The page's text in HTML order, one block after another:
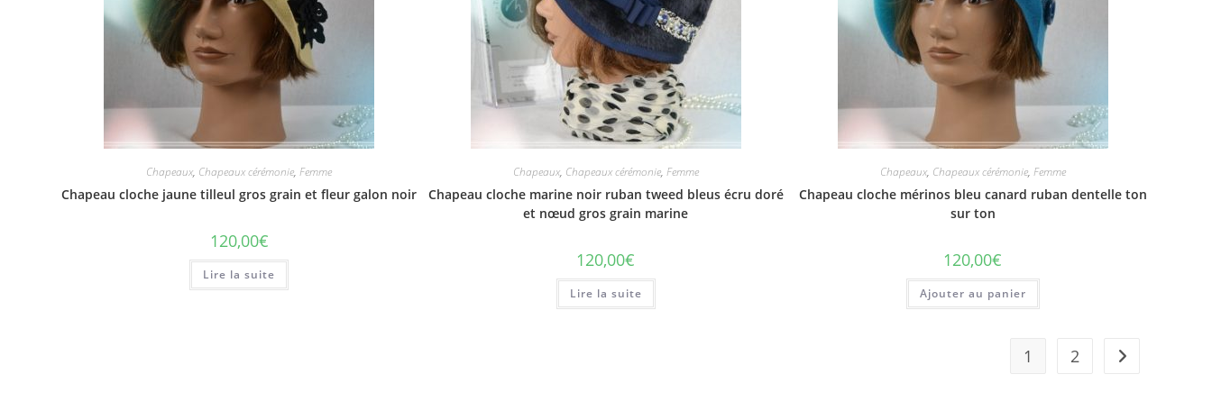
Chapeaux, Chapeaux cérémonie,Femme
Chapeau cloche jaune tilleul gros grain et fleur galon noir
120,00€
Lire la suite
Chapeaux, Chapeaux cérémonie, Femme
Chapeau cloche marine noir ruban tweed bleus écru doré
et nœud gros grain marine
120,00€
Lire la suite
Chapeaux, Chapeaux cérémonie, Femme
Chapeau cloche mérinos bleu canard ruban dentelle ton
sur ton
120,00€
Ajouter au panier
1 2